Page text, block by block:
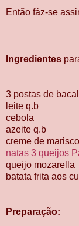
Então fáz-se
Ingredientes
3 postas de
leite q.b
cebola
azeite q.b
creme de
natas 3 queijos
queijo mozarella
batata frita aos
Preparação: